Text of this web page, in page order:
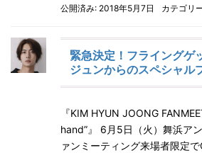
公開済み: 2018年5月7日 カテゴリ
緊急決定！フライングゲ
ジュンからのスペシャル
『KIM HYUN JOONG
hand”』 6月5日（火）舞浜ア
ァンミーティング来場者限定で